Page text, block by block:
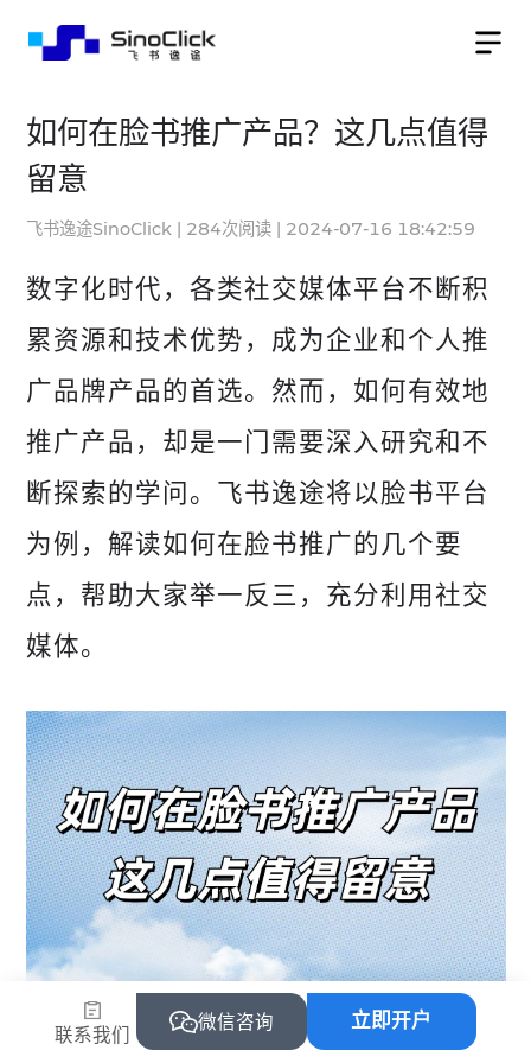
如何在脸书推广产品？这几点值得
留意
飞书逸途SinoClick | 284次阅读 | 2024-07-16 18:42:59
数字化时代，各类社交媒体平台不断积
累资源和技术优势，成为企业和个人推
广品牌产品的首选。然而，如何有效地
推广产品，却是一门需要深入研究和不
断探索的学问。飞书逸途将以脸书平台
为例，解读如何在脸书推广的几个要
点，帮助大家举一反三，充分利用社交
媒体。
点击下方卡片，免费注册飞书逸途。飞
联系我们
微信咨询 立即开户